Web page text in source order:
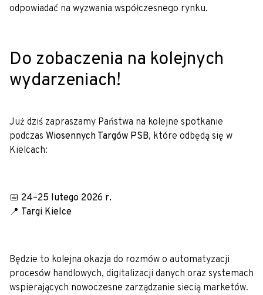
odpowiadać na wyzwania współczesnego rynku.
Do zobaczenia na kolejnych
wydarzeniach!
Już dziś zapraszamy Państwa na kolejne spotkanie
podczas Wiosennych Targów PSB, które odbędą się w
Kielcach:
📅 24–25 lutego 2026 r.
📍 Targi Kielce
Będzie to kolejna okazja do rozmów o automatyzacji
procesów handlowych, digitalizacji danych oraz systemach
wspierających nowoczesne zarządzanie siecią marketów.